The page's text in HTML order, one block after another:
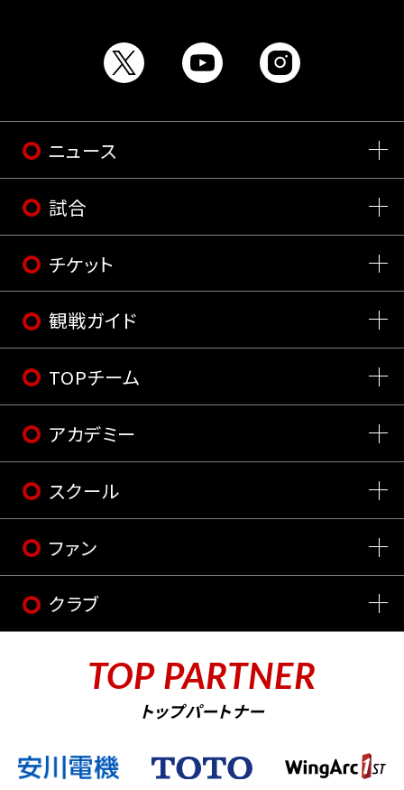
ニュース
試合
チケット
観戦ガイド
TOPチーム
アカデミー
スクール
ファン
クラブ
TOP PARTNER
トップパートナー